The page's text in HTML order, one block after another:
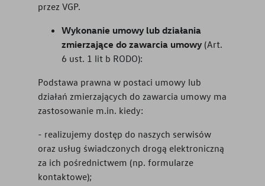
przez VGP.
Wykonanie umowy lub działania
zmierzające do zawarcia umowy (Art.
6 ust. 1 lit b RODO):
Podstawa prawna w postaci umowy lub
działań zmierzających do zawarcia umowy ma
zastosowanie m.in. kiedy:
- realizujemy dostęp do naszych serwisów
oraz usług świadczonych drogą elektroniczną
za ich pośrednictwem (np. formularze
kontaktowe);